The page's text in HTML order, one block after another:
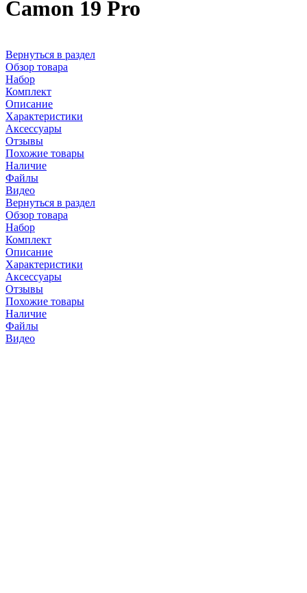
Camon 19 Pro
Вернуться в раздел
Обзор товара
Набор
Комплект
Описание
Характеристики
Аксессуары
Отзывы
Похожие товары
Наличие
Файлы
Видео
Вернуться в раздел
Обзор товара
Набор
Комплект
Описание
Характеристики
Аксессуары
Отзывы
Похожие товары
Наличие
Файлы
Видео